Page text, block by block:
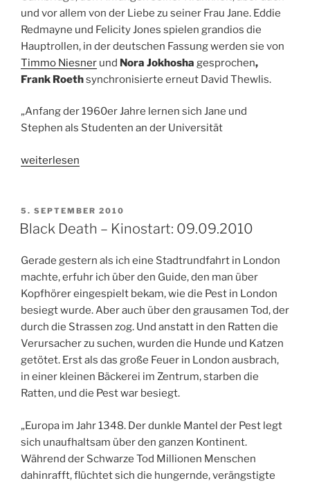
und vor allem von der Liebe zu seiner Frau Jane. Eddie
Redmayne und Felicity Jones spielen grandios die
Hauptrollen, in der deutschen Fassung werden sie von
Timmo Niesner und Nora Jokhosha gesprochen,
Frank Roethsynchronisierte erneut David Thewlis.
„Anfang der 1960er Jahre lernen sich Jane und
Stephen als Studenten an der Universität
„Die
Unendlichkeit
–
25.12.2014“
weiterlesen
VERÖFFENTLICHT
AM
5. SEPTEMBER 2010
Black Death – Kinostart: 09.09.2010
Gerade gestern als ich eine Stadtrundfahrt in London
machte, erfuhr ich über den Guide, den man über
Kopfhörer eingespielt bekam, wie die Pest in London
besiegt wurde. Aber auch über den grausamen Tod, der
durch die Strassen zog. Und anstatt in den Ratten die
Verursacher zu suchen, wurden die Hunde und Katzen
getötet. Erst als das große Feuer in London ausbrach,
in einer kleinen Bäckerei im Zentrum, starben die
Ratten, und die Pest war besiegt.
„Europa im Jahr 1348. Der dunkle Mantel der Pest legt
sich unaufhaltsam über den ganzen Kontinent.
Während der Schwarze Tod Millionen Menschen
dahinrafft, flüchtet sich die hungernde, verängstigte